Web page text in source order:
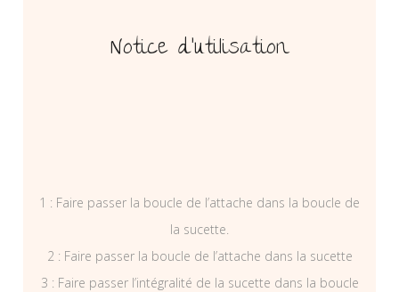
Notice d’utilisation
1 : Faire passer la boucle de l’attache dans la boucle de
la sucette.
2 : Faire passer la boucle de l’attache dans la sucette
3 : Faire passer l’intégralité de la sucette dans la boucle